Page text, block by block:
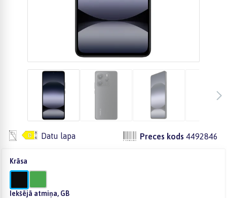
Datu lapa Preces kods 4492846
Krāsa
Iekšējā atmiņa, GB